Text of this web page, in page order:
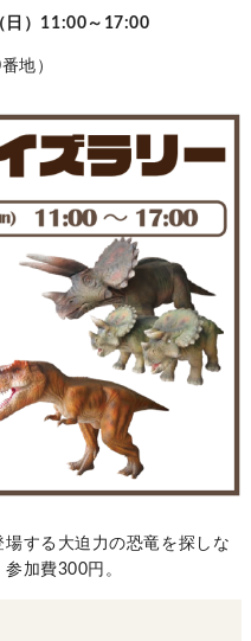
日）11:00～17:00
地）
する大迫力の恐竜を探しな
加費300円。